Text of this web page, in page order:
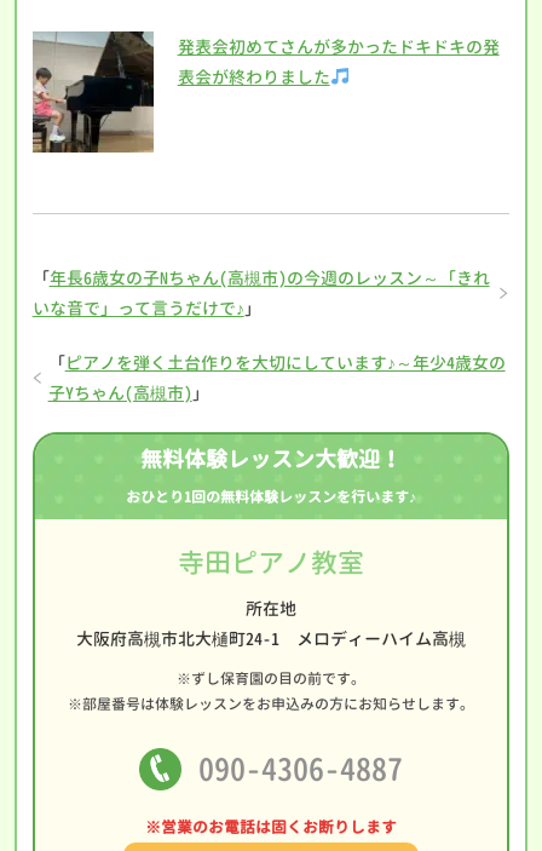
発表会初めてさんが多かったドキドキの発
表会が終わりました
「年長6歳女の子Nちゃん(高槻市)の今週のレッスン～「きれ
いな音で」って言うだけで♪ 」
「ピアノを弾く土台作りを大切にしています♪～年少4歳女の
子Yちゃん(高槻市) 」
無料体験レッスン大歓迎！
おひとり1回の無料体験レッスンを行います♪
寺田ピアノ教室
所在地
大阪府高槻市北大樋町24-1 メロディーハイム高槻
※ずし保育園の目の前です。
※部屋番号は体験レッスンをお申込みの方にお知らせします。
090-4306-4887
※営業のお電話は固くお断りします